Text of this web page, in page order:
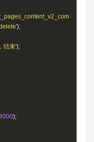
);
结束');
);